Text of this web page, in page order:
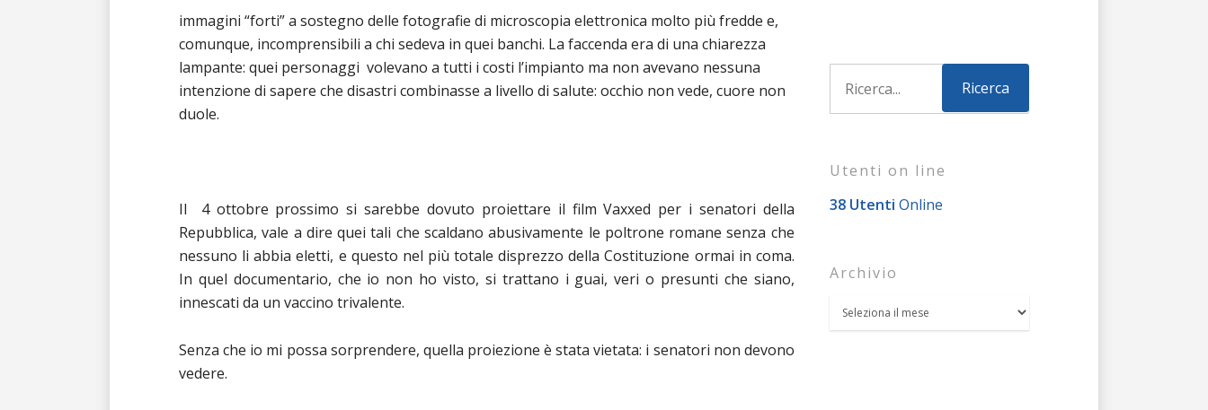
immagini “forti” a sostegno delle fotografie di microscopia elettronica molto più fredde e,
comunque, incomprensibili a chi sedeva in quei banchi. La faccenda era di una chiarezza
lampante: quei personaggi volevano a tutti i costi l’impianto ma non avevano nessuna
intenzione di sapere che disastri combinasse a livello di salute: occhio non vede, cuore non
duole.
Il 4 ottobre prossimo si sarebbe dovuto proiettare il film Vaxxed per i senatori della
Repubblica, vale a dire quei tali che scaldano abusivamente le poltrone romane senza che
nessuno li abbia eletti, e questo nel più totale disprezzo della Costituzione ormai in coma.
In quel documentario, che io non ho visto, si trattano i guai, veri o presunti che siano,
innescati da un vaccino trivalente.
Senza che io mi possa sorprendere, quella proiezione è stata vietata: i senatori non devono
vedere.
Utenti on line
38 Utenti Online
Archivio